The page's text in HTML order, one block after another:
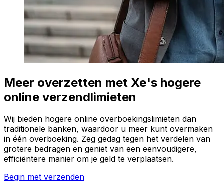
Meer overzetten met Xe's hogere
online verzendlimieten
Wij bieden hogere online overboekingslimieten dan
traditionele banken, waardoor u meer kunt overmaken
in één overboeking. Zeg gedag tegen het verdelen van
grotere bedragen en geniet van een eenvoudigere,
efficiëntere manier om je geld te verplaatsen.
Begin met verzenden